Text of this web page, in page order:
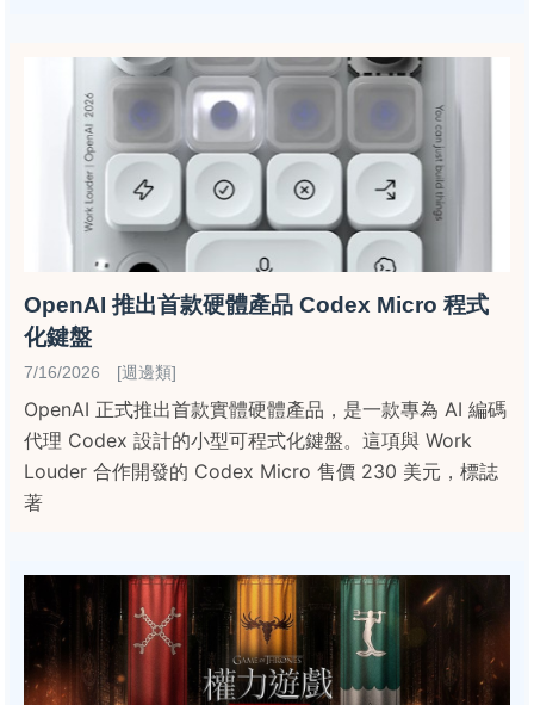
OpenAI 推出首款硬體產品 Codex Micro 程式
化鍵盤
7/16/2026 [週邊類]
OpenAI 正式推出首款實體硬體產品，是一款專為 AI 編碼
代理 Codex 設計的小型可程式化鍵盤。這項與 Work
Louder 合作開發的 Codex Micro 售價 230 美元，標誌
著